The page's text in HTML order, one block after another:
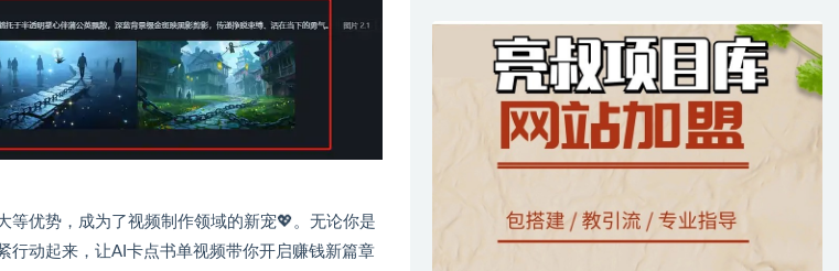
等优势，成为了视频制作领域的新宠💖。无论你是
行动起来，让AI卡点书单视频带你开启赚钱新篇章